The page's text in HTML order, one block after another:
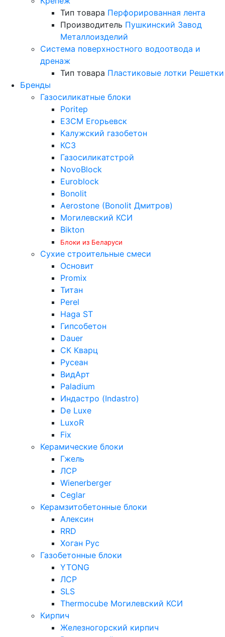
Тип товара Перфорированная лента
Производитель Пушкинский Завод
Металлоизделий
Система поверхностного водоотвода и
дренаж
Тип товара Пластиковые лотки Решетки
Бренды
Газосиликатные блоки
Poritep
ЕЗСМ Егорьевск
Калужский газобетон
КСЗ
Газосиликатстрой
NovoBlock
Euroblock
Bonolit
Aerostone (Bonolit Дмитров)
Могилевский КСИ
Bikton
Блоки из Беларуси
Сухие строительные смеси
Основит
Promix
Титан
Perel
Haga ST
Гипсобетон
Dauer
СК Кварц
Русеан
ВидАрт
Paladium
Индастро (Indastro)
De Luxe
LuxoR
Fix
Керамические блоки
Гжель
ЛСР
Wienerberger
Ceglar
Керамзитобетонные блоки
Алексин
RRD
Хоган Рус
Газобетонные блоки
YTONG
ЛСР
SLS
Thermocube Могилевский КСИ
Кирпич
Железногорский кирпич